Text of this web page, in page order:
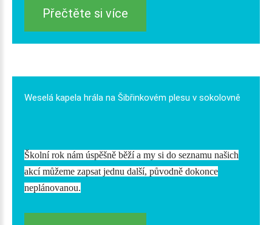
Přečtěte si více
Weselá kapela hrála na Šibřinkovém plesu v sokolovně
Školní rok nám úspěšně běží a my si do seznamu našich
akcí můžeme zapsat jednu další, původně dokonce
neplánovanou.